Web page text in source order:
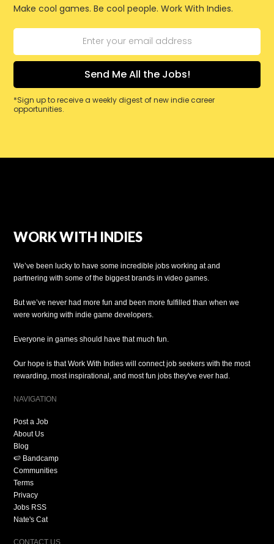
Make cool games. Be cool people. Work With Indies.
*Sign up to receive a weekly digest of new indie career
opportunities.
WORK WITH INDIES
We’ve been lucky to have some incredible jobs working at and
partnering with some of the biggest brands in video games.
But we’ve never had more fun and been more fulfilled than when we
were working with indie game developers.
Everyone in games should have that much fun.
Our hope is that Work With Indies will connect job seekers with the most
rewarding, most inspirational, and most fun jobs they've ever had.
NAVIGATION
Post a Job
About Us
Blog
🍉 Bandcamp
Communities
Terms
Privacy
Jobs RSS
Nate's Cat
CONTACT US